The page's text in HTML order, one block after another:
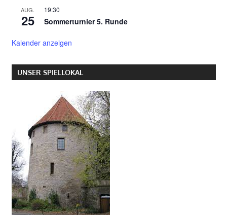
AUG.
25
19:30
Sommerturnier 5. Runde
Kalender anzeigen
UNSER SPIELLOKAL